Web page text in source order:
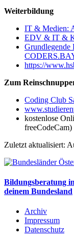
Weiterbildung
IT & Medien:
EDV & IT &
Grundlegende
https://
Zum
Coding Club
kostenlose
freeCodeCam)
Zuletzt aktualisiert:
Bildungsberatung in
deinem Bundesland
Archiv
Impressum
Datenschutz